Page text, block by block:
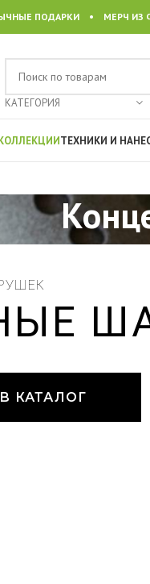
ПОДАРКИ • МЕРЧ
КАТЕГОРИЯ
ТЕХНИКИ И
КАТАЛОГ